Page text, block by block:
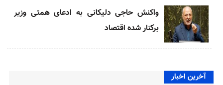
واکنش حاجی دلیکانی به ادعای همتی وزیر
برکنار شده اقتصاد
آخرین اخبار